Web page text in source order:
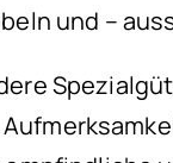
und –